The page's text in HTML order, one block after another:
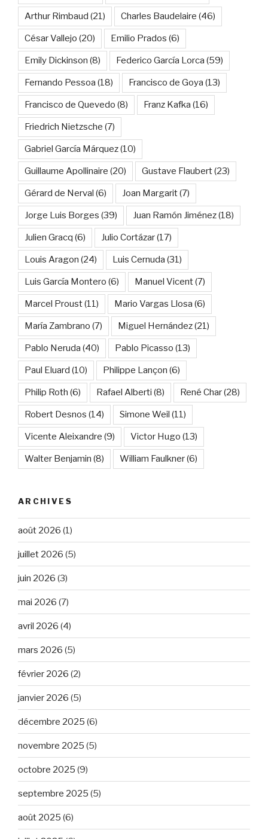
Arthur Rimbaud (21) Charles Baudelaire (46)
César Vallejo (20) Emilio Prados (6)
Emily Dickinson (8) Federico García Lorca (59)
Fernando Pessoa (18) Francisco de Goya (13)
Francisco de Quevedo (8) Franz Kafka (16)
Friedrich Nietzsche (7)
Gabriel García Márquez(10)
Guillaume Apollinaire (20) Gustave Flaubert(23)
Gérard de Nerval (6) Joan Margarit(7)
Jorge Luis Borges (39) Juan Ramón Jiménez(18)
Julien Gracq (6) Julio Cortázar(17)
Louis Aragon (24) Luis Cernuda (31)
Luis García Montero (6) Manuel Vicent(7)
Marcel Proust(11) Mario Vargas Llosa (6)
María Zambrano (7) Miguel Hernández(21)
Pablo Neruda (40) Pablo Picasso (13)
Paul Eluard (10) Philippe Lançon (6)
Philip Roth (6) Rafael Alberti (8) René Char(28)
Robert Desnos (14) Simone Weil (11)
Vicente Aleixandre (9) Victor Hugo (13)
Walter Benjamin (8) William Faulkner(6)
ARCHIVES
août 2026 (1)
juillet 2026 (5)
juin 2026 (3)
mai 2026 (7)
avril 2026 (4)
mars 2026 (5)
février 2026 (2)
janvier 2026 (5)
décembre 2025 (6)
novembre 2025 (5)
octobre 2025 (9)
septembre 2025 (5)
août 2025 (6)